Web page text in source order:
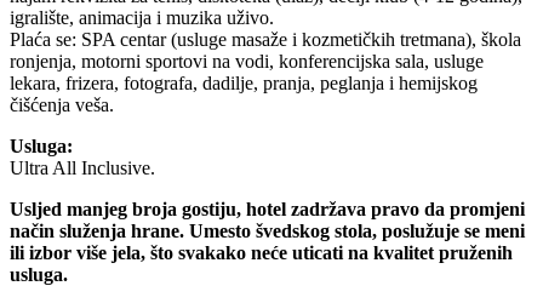
igralište, animacija i muzika uživo.
Plaća se: SPA centar (usluge masaže i kozmetičkih tretmana), škola
ronjenja, motorni sportovi na vodi, konferencijska sala, usluge
lekara, frizera, fotografa, dadilje, pranja, peglanja i hemijskog
čišćenja veša.
Usluga:
Ultra All Inclusive.
Usljed manjeg broja gostiju, hotel zadržava pravo da promjeni
način služenja hrane. Umesto švedskog stola, poslužuje se meni
ili izbor više jela, što svakako neće uticati na kvalitet pruženih
usluga.